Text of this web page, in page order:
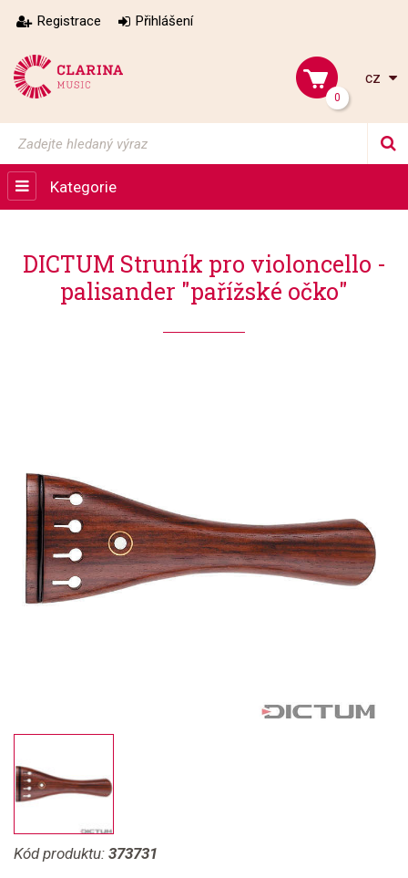
Registrace Přihlášení
0
cz
Kategorie
DICTUM Struník pro violoncello -
palisander "pařížské očko"
Kód produktu: 373731